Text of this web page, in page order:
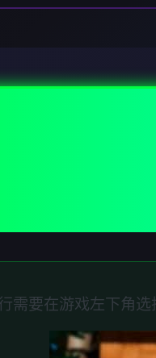
需要在游戏左下角选